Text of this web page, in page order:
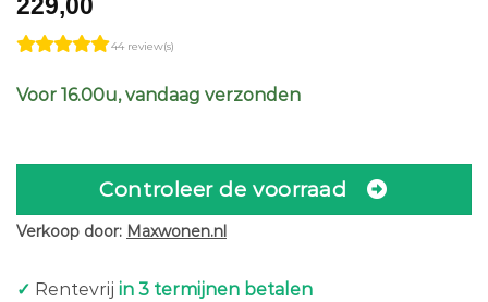
44 review(s)
Voor 16.00u, vandaag verzonden
Controleer de voorraad
Verkoop door: Maxwonen.nl
✓ Rentevrij in 3 termijnen betalen